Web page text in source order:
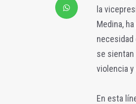
la
Medina,
se
violencia y
En esta